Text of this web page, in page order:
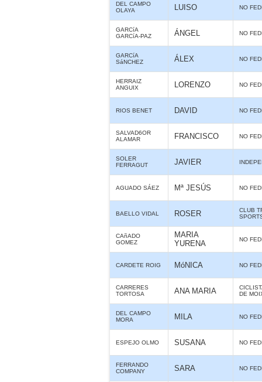
DEL CAMPO
OLAYA
LUISO NO
GARCíA
GARCíA-PAZ
ÁNGEL NO
GARCíA
SáNCHEZ
ÁLEX NO
HERRAIZ
ANGUIX
LORENZO NO
RIOS BENET DAVID NO
SALVAD6OR
ALAMAR
FRANCISCO NO
SOLER
FERRAGUT
JAVIER
AGUADO SÁEZ Mª JESÚS NO
BAELLO VIDAL ROSER
CLUB
CAñADO
GOMEZ
MARIA
YURENA
NO
CARDETE ROIG MóNICA NO
CARRERES
TORTOSA
ANA MARIA
DE
DEL CAMPO
MORA
MILA NO
ESPEJO OLMO SUSANA NO
FERRANDO
COMPANY
SARA NO